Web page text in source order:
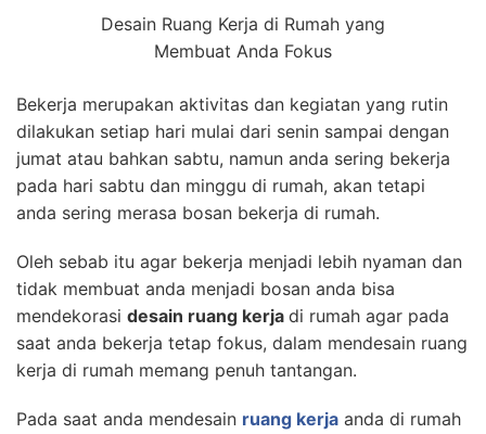
Desain Ruang Kerja di Rumah yang
Membuat Anda Fokus
Bekerja merupakan aktivitas dan kegiatan yang rutin
dilakukan setiap hari mulai dari senin sampai dengan
jumat atau bahkan sabtu, namun anda sering bekerja
pada hari sabtu dan minggu di rumah, akan tetapi
anda sering merasa bosan bekerja di rumah.
Oleh sebab itu agar bekerja menjadi lebih nyaman dan
tidak membuat anda menjadi bosan anda bisa
mendekorasi desain ruang kerja di rumah agar pada
saat anda bekerja tetap fokus, dalam mendesain ruang
kerja di rumah memang penuh tantangan.
Pada saat anda mendesain ruang kerja anda di rumah